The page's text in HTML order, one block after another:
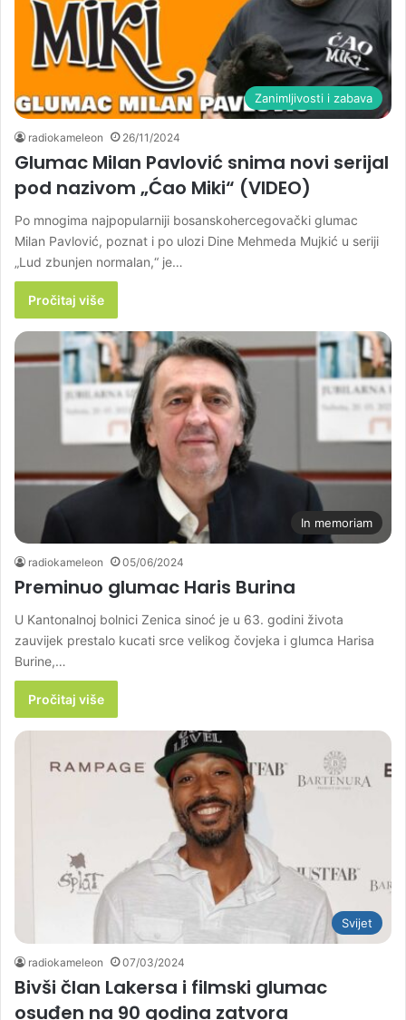
Zanimljivosti i zabava
radiokameleon 26/11/2024
Glumac Milan Pavlović snima novi serijal
pod nazivom „Ćao Miki“ (VIDEO)
Po mnogima najpopularniji bosanskohercegovački glumac
Milan Pavlović, poznat i po ulozi Dine Mehmeda Mujkić u seriji
„Lud zbunjen normalan,“ je…
Pročitaj više
In memoriam
radiokameleon 05/06/2024
Preminuo glumac Haris Burina
U Kantonalnoj bolnici Zenica sinoć je u 63. godini života
zauvijek prestalo kucati srce velikog čovjeka i glumca Harisa
Burine,…
Pročitaj više
Svijet
radiokameleon 07/03/2024
Bivši član Lakersa i filmski glumac
osuđen na 90 godina zatvora